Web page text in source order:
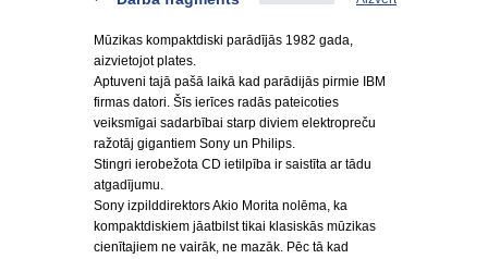
Mūzikas kompaktdiski parādījās 1982 gada,
aizvietojot plates.
Aptuveni tajā pašā laikā kad parādijās pirmie IBM
firmas datori. Šīs ierīces radās pateicoties
veiksmīgai sadarbībai starp diviem elektropreču
ražotāj gigantiem Sony un Philips.
Stingri ierobežota CD ietilpība ir saistīta ar tādu
atgadījumu.
Sony izpilddirektors Akio Morita nolēma, ka
kompaktdiskiem jāatbilst tikai klasiskās mūzikas
cienītajiem ne vairāk, ne mazāk. Pēc tā kad